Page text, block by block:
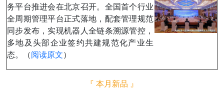
务平台推进会在北京召开。全国首个行业
全周期管理平台正式落地，配套管理规范
同步发布，实现机器人全链条溯源管控，
多地及头部企业签约共建规范化产业生
态。（阅读原文）
『 本月新品 』